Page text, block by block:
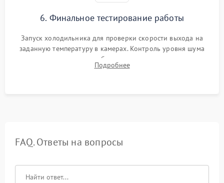
6. Финальное тестирование работы
Запуск холодильника для проверки скорости выхода на
заданную температуру в камерах. Контроль уровня шума
компрессора, отсутствия обмерзания стенок и корректного
срабатывания системы автоматической оттайки.
Подробнее
FAQ. Ответы на вопросы